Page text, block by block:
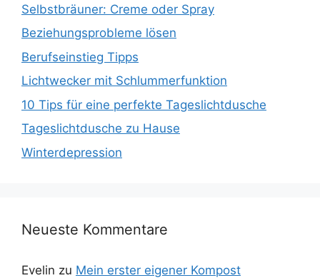
Selbstbräuner: Creme oder Spray
Beziehungsprobleme lösen
Berufseinstieg Tipps
Lichtwecker mit Schlummerfunktion
10 Tips für eine perfekte Tageslichtdusche
Tageslichtdusche zu Hause
Winterdepression
Neueste Kommentare
Evelin zu Mein erster eigener Kompost